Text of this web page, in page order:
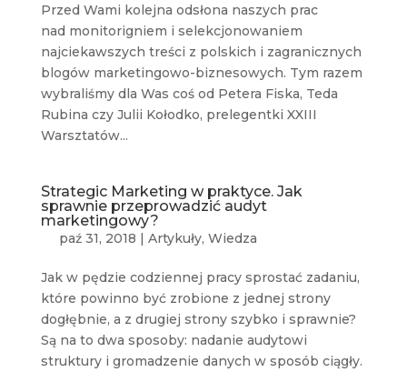
Przed Wami kolejna odsłona naszych prac
nad monitorigniem i selekcjonowaniem
najciekawszych treści z polskich i zagranicznych
blogów marketingowo-biznesowych. Tym razem
wybraliśmy dla Was coś od Petera Fiska, Teda
Rubina czy Julii Kołodko, prelegentki XXIII
Warsztatów...
Strategic Marketing w praktyce. Jak
sprawnie przeprowadzić audyt
marketingowy?
paź 31, 2018 | Artykuły, Wiedza
Jak w pędzie codziennej pracy sprostać zadaniu,
które powinno być zrobione z jednej strony
dogłębnie, a z drugiej strony szybko i sprawnie?
Są na to dwa sposoby: nadanie audytowi
struktury i gromadzenie danych w sposób ciągły.